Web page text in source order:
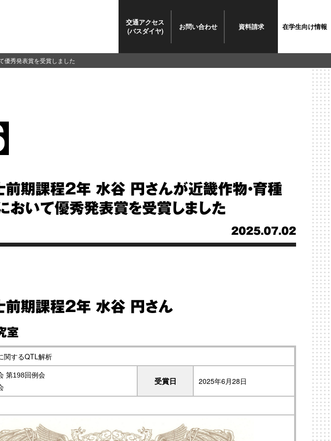
交通アクセス
(バスダイヤ)
お問い合わせ 資料請求 在学生向け情報
優秀発表賞を受賞しました
期課程2年 水谷 円さんが近畿作物・育種
いて優秀発表賞を受賞しました
2025.07.02
前期課程2年 水谷 円さん
室
関するQTL解析
第198回例会
受賞日 2025年6月28日